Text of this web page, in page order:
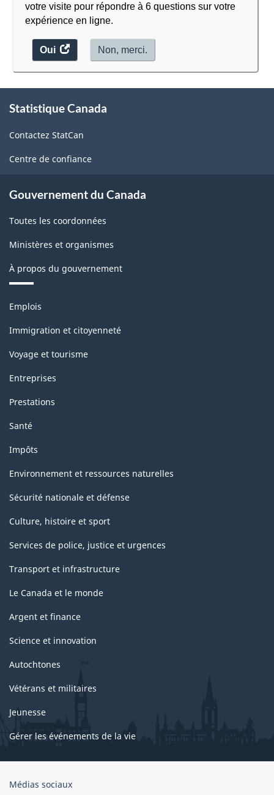
votre visite pour répondre à 6 questions sur votre
expérience en ligne.
Oui
accéder
au
Non, merci.
propos
ce
site
Statistique Canada
Contactez StatCan
Centre de confiance
Gouvernement du Canada
Toutes les coordonnées
Ministères et organismes
À propos du gouvernement
Thèmes
sujets
Emplois
Immigration et citoyenneté
Voyage et tourisme
Entreprises
Prestations
Santé
Impôts
Environnement et ressources naturelles
Sécurité nationale et défense
Culture, histoire et sport
Services de police, justice et urgences
Transport et infrastructure
Le Canada et le monde
Argent et finance
Science et innovation
Autochtones
Vétérans et militaires
Jeunesse
Gérer les événements de la vie
Organisation
Médias sociaux